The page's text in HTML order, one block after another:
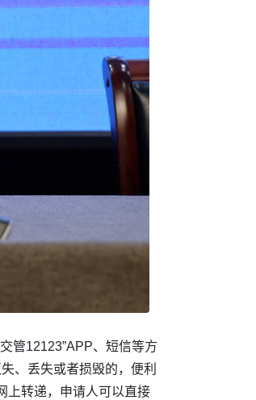
管12123”APP、短信等方
、丢失或者损毁的，便利
上转递，申请人可以直接